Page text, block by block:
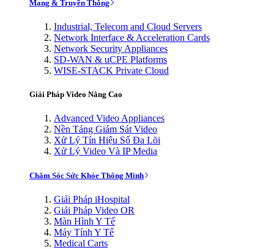
Mạng & Truyền Thông
Industrial, Telecom and Cloud Servers
Network Interface & Acceleration Cards
Network Security Appliances
SD-WAN & uCPE Platforms
WISE-STACK Private Cloud
Giải Pháp Video Nâng Cao
Advanced Video Appliances
Nền Tảng Giám Sát Video
Xử Lý Tín Hiệu Số Đa Lõi
Xử Lý Video Và IP Media
Chăm Sóc Sức Khỏe Thông Minh
Giải Pháp iHospital
Giải Pháp Video OR
Màn Hình Y Tế
Máy Tính Y Tế
Medical Carts